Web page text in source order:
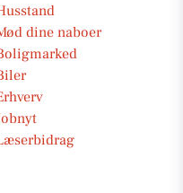
dine naboer